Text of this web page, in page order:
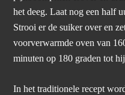
het deeg. Laat nog een half
Strooi er de suiker over en
voorverwarmde oven van
minuten op 180 graden tot
In het traditionele recept